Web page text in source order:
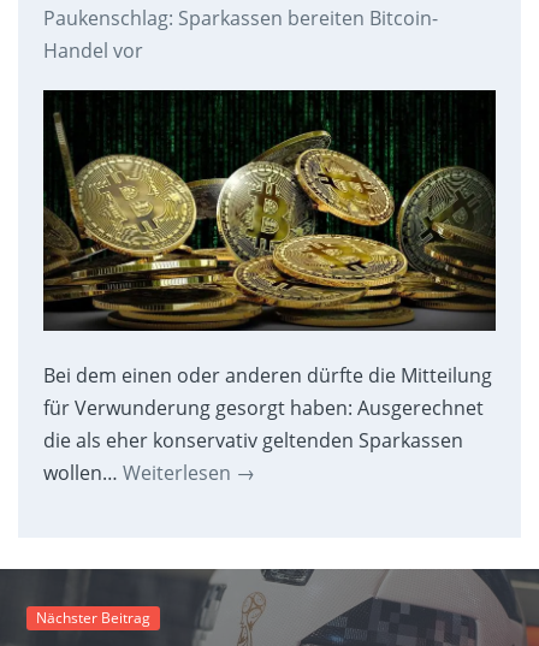
Paukenschlag: Sparkassen bereiten Bitcoin-
Handel vor
Bei dem einen oder anderen dürfte die Mitteilung
für Verwunderung gesorgt haben: Ausgerechnet
die als eher konservativ geltenden Sparkassen
wollen… Weiterlesen →
Nächster Beitrag